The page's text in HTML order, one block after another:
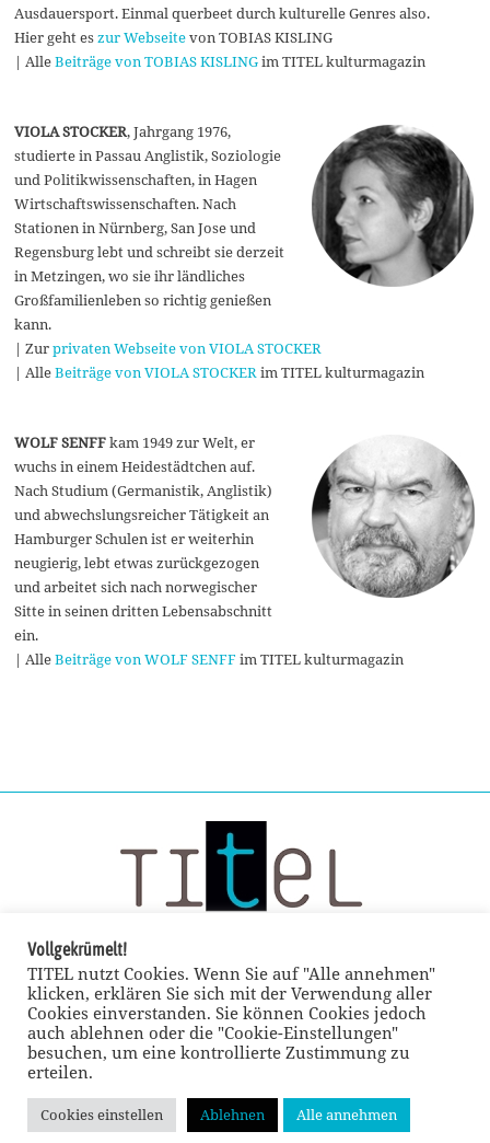
Ausdauersport. Einmal querbeet durch kulturelle Genres also.
Hier geht eszur Webseitevon TOBIAS KISLING
| AlleBeiträge von TOBIAS KISLINGim TITEL kulturmagazin
VIOLA STOCKER, Jahrgang 1976,
studierte in Passau Anglistik, Soziologie
und Politikwissenschaften, in Hagen
Wirtschaftswissenschaften. Nach
Stationen in Nürnberg, San Jose und
Regensburg lebt und schreibt sie derzeit
in Metzingen, wo sie ihr ländliches
Großfamilienleben so richtig genießen
kann.
| Zurprivaten Webseite von VIOLA STOCKER
| AlleBeiträge von VIOLA STOCKERim TITEL kulturmagazin
WOLF SENFFkam 1949 zur Welt, er
wuchs in einem Heidestädtchen auf.
Nach Studium (Germanistik, Anglistik)
und abwechslungsreicher Tätigkeit an
Hamburger Schulen ist er weiterhin
neugierig, lebt etwas zurückgezogen
und arbeitet sich nach norwegischer
Sitte in seinen dritten Lebensabschnitt
ein.
| AlleBeiträge von WOLF SENFF im TITEL kulturmagazin
© TITEL kulturmagazin 2022
Vollgekrümelt!
TITEL nutzt Cookies. Wenn Sie auf "Alle annehmen"
klicken, erklären Sie sich mit der Verwendung aller
Cookies einverstanden. Sie können Cookies jedoch
auch ablehnen oder die "Cookie-Einstellungen"
besuchen, um eine kontrollierte Zustimmung zu
erteilen.
Cookies einstellen Ablehnen Alle annehmen